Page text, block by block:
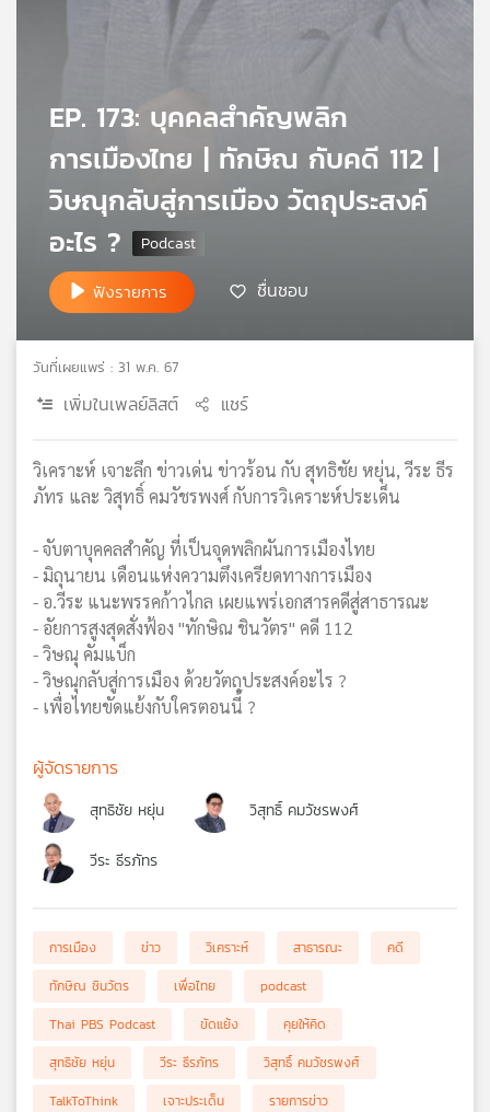
แผนที่
EP. 173: บุคคลสำคัญพลิก
การเมืองไทย | ทักษิณ กับคดี 112 |
วิษณุกลับสู่การเมือง วัตถุประสงค์
อะไร ?
ฟังรายการ ชื่นชอบ
วันที่เผยแพร่ : 31 พ.ค. 67
เพิ่มในเพลย์ลิสต์ แชร์
วิเคราะห์ เจาะลึก ข่าวเด่น ข่าวร้อน กับ สุทธิชัย หยุ่น, วีระ ธีร
ภัทร และ วิสุทธิ์ คมวัชรพงศ์ กับการวิเคราะห์ประเด็น
- จับตาบุคคลสำคัญ ที่เป็นจุดพลิกผันการเมืองไทย
- มิถุนายน เดือนแห่งความตึงเครียดทางการเมือง
- อ.วีระ แนะพรรคก้าวไกล เผยแพร่เอกสารคดีสู่สาธารณะ
- อัยการสูงสุดสั่งฟ้อง "ทักษิณ ชินวัตร" คดี 112
- วิษณุ คัมแบ็ก
- วิษณุกลับสู่การเมือง ด้วยวัตถุประสงค์อะไร ?
- เพื่อไทยขัดแย้งกับใครตอนนี้ ?
ผู้จัดรายการ
สุทธิชัย หยุ่น วิสุทธิ์ คมวัชรพงศ์
วีระ ธีรภัทร
การเมือง ข่าว วิเคราะห์ สาธารณะ
คดี
ทักษิณ ชินวัตร
เพื่อไทย
podcast
Thai PBS Podcast
ขัดแย้ง
คุยให้คิด
สุทธิชัย หยุ่น
วีระ ธีรภัทร
วิสุทธิ์ คมวัชรพงศ์
TalkToThink
เจาะประเด็น
รายการข่าว